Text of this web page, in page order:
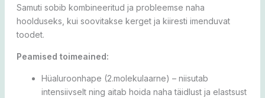
Samuti sobib kombineeritud ja probleemse naha
hoolduseks, kui soovitakse kerget ja kiiresti imenduvat
toodet.
Peamised toimeained:
Hüaluroonhape (2.molekulaarne) – niisutab
intensiivselt ning aitab hoida naha täidlust ja elastsust